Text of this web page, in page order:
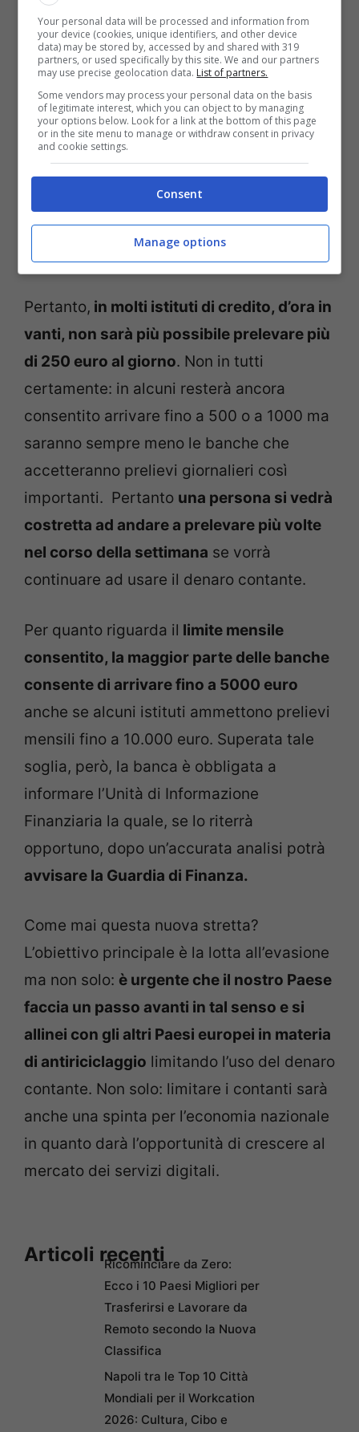
Stop ai prelievi dei contanti: la strada
verso cui ci stiamo dirigendo sembra
urlare proprio questo. I continui prelievi e,
dunque, i pagamenti con i contanti
facilitano non solo la trasmissione di
eventuali germi e batteri ma agevolano,
attività illecite tra cui
l’evasione fiscale ai danni dello Stato e di
tutta la comunità.
Pertanto, in molti istituti di credito, d’ora in
vanti, non sarà più possibile prelevare più
di 250 euro al giorno. Non in tutti
certamente: in alcuni resterà ancora
consentito arrivare fino a 500 o a 1000 ma
saranno sempre meno le banche che
accetteranno prelievi giornalieri così
importanti. Pertanto una persona si vedrà
costretta ad andare a prelevare più volte
nel corso della settimana se vorrà
continuare ad usare il denaro contante.
Per quanto riguarda il limite mensile
consentito, la maggior parte delle banche
consente di arrivare fino a 5000 euro
anche se alcuni istituti ammettono prelievi
mensili fino a 10.000 euro. Superata tale
soglia, però, la banca è obbligata a
informare l’Unità di Informazione
Finanziaria la quale, se lo riterrà
opportuno, dopo un’accurata analisi potrà
avvisare la Guardia di Finanza.
Come mai questa nuova stretta?
L’obiettivo principale è la lotta all’evasione
ma non solo: è urgente che il nostro Paese
faccia un passo avanti in tal senso e si
allinei con gli altri Paesi europei in materia
di antiriciclaggio limitando l’uso del denaro
contante. Non solo: limitare i contanti sarà
anche una spinta per l’economia nazionale
in quanto darà l’opportunità di crescere al
mercato dei servizi digitali.
Articoli recentiRicominciare da Zero:
Ecco i 10 Paesi Migliori per
Trasferirsi e Lavorare da
Remoto secondo la Nuova
Classifica
Napoli tra le Top 10 Città
Mondiali per il Workcation
2026: Cultura, Cibo e
Your personal data will be processed and information from
your device (cookies, unique identifiers, and other device
data) may be stored by, accessed by and shared with 319
partners, or used specifically by this site. We and our partners
may use precise geolocation data. List of partners.
Some vendors may process your personal data on the basis
of legitimate interest, which you can object to by managing
your options below. Look for a link at the bottom of this page
or in the site menu to manage or withdraw consent in privacy
and cookie settings.
Consent
Manage options